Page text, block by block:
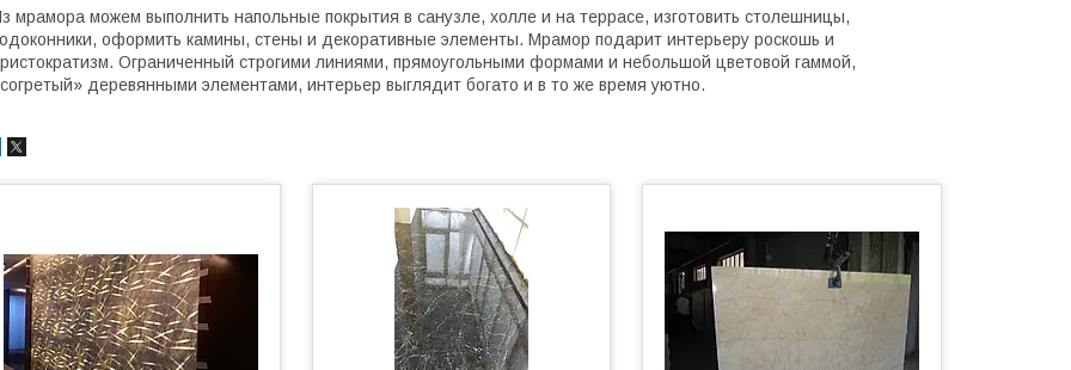
мрамора можем выполнить напольные покрытия в санузле, холле и на террасе, изготовить столешницы,
оформить камины, стены и декоративные элементы. Мрамор подарит интерьеру роскошь и
Ограниченный строгими линиями, прямоугольными формами и небольшой цветовой гаммой,
деревянными элементами, интерьер выглядит богато и в то же время уютно.